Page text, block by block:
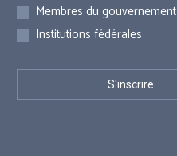
Membres du gouvernement
Institutions fédérales